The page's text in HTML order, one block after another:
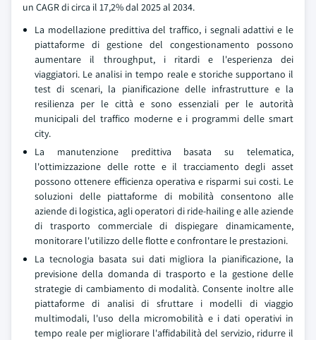
un CAGR di circa il 17,2% dal 2025 al 2034.
La modellazione predittiva del traffico, i segnali adattivi e le
piattaforme di gestione del congestionamento possono
aumentare il throughput, i ritardi e l'esperienza dei
viaggiatori. Le analisi in tempo reale e storiche supportano il
test di scenari, la pianificazione delle infrastrutture e la
resilienza per le città e sono essenziali per le autorità
municipali del traffico moderne e i programmi delle smart
city.
La manutenzione predittiva basata su telematica,
l'ottimizzazione delle rotte e il tracciamento degli asset
possono ottenere efficienza operativa e risparmi sui costi. Le
soluzioni delle piattaforme di mobilità consentono alle
aziende di logistica, agli operatori di ride-hailing e alle aziende
di trasporto commerciale di dispiegare dinamicamente,
monitorare l'utilizzo delle flotte e confrontare le prestazioni.
La tecnologia basata sui dati migliora la pianificazione, la
previsione della domanda di trasporto e la gestione delle
strategie di cambiamento di modalità. Consente inoltre alle
piattaforme di analisi di sfruttare i modelli di viaggio
multimodali, l'uso della micromobilità e i dati operativi in
tempo reale per migliorare l'affidabilità del servizio, ridurre il